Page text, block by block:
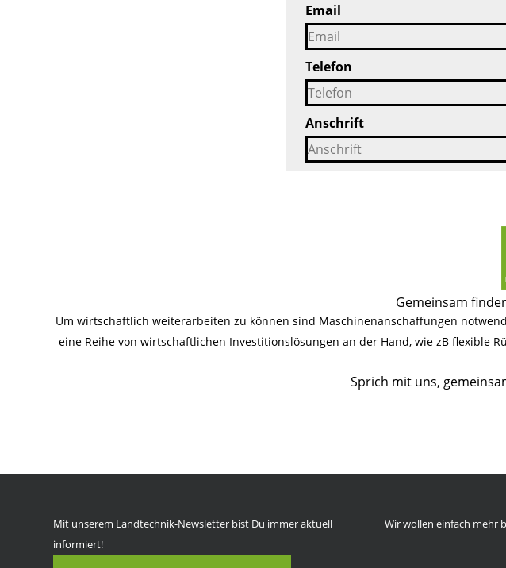
Email
Telefon
Anschrift
Gemeinsam
Um wirtschaftlich weiterarbeiten zu können sind Maschinenanschaffungen
eine Reihe von wirtschaftlichen Investitionslösungen an der Hand, wie zB flexible
Sprich mit uns,
Mit unserem Landtechnik-Newsletter bist Du immer aktuell
informiert!
Wir wollen einfach mehr